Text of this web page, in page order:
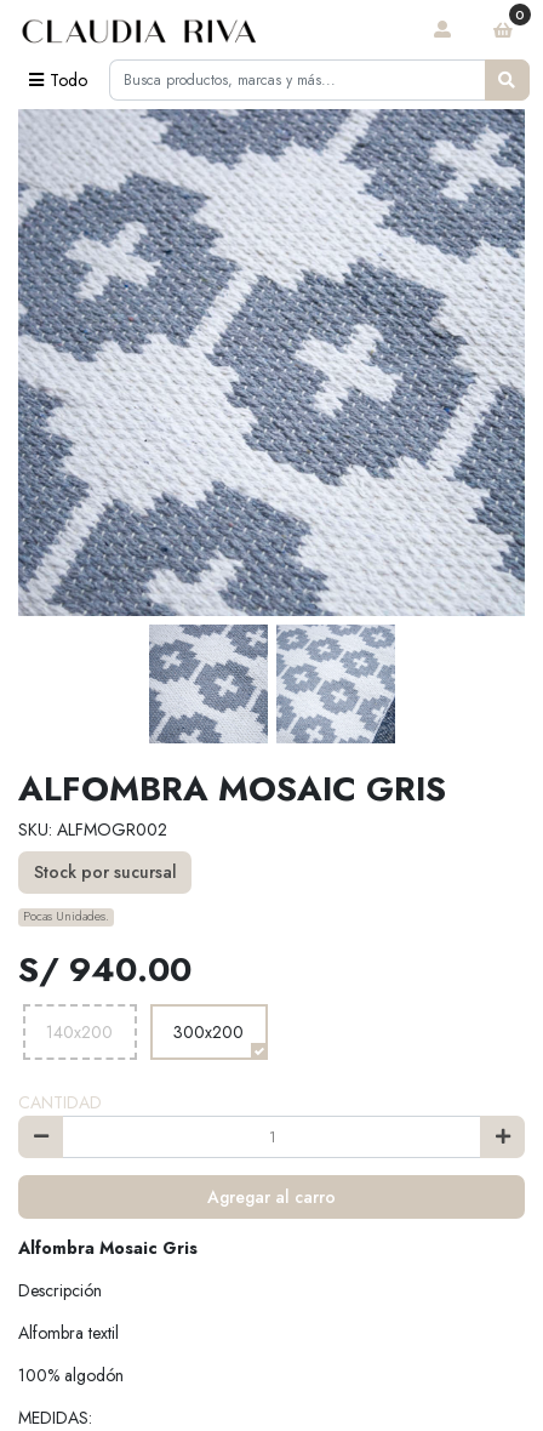
Todo
0
ALFOMBRA MOSAIC GRIS
SKU: ALFMOGR002
Stock por sucursal
Pocas Unidades.
S/ 940.00
140x200 300x200
CANTIDAD
Agregar al carro
Alfombra Mosaic Gris
Descripción
Alfombra textil
100% algodón
MEDIDAS: